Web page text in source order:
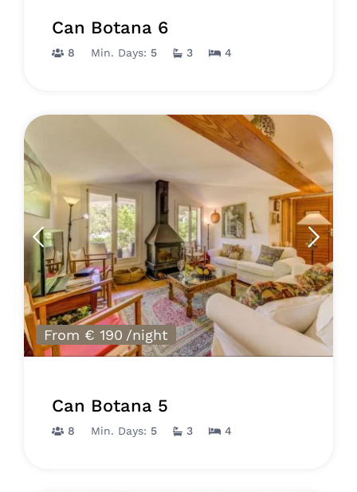
Can Botana 6
8 Min. Days: 5 3 4
From € 190/night
Can Botana 5
8 Min. Days: 5 3 4